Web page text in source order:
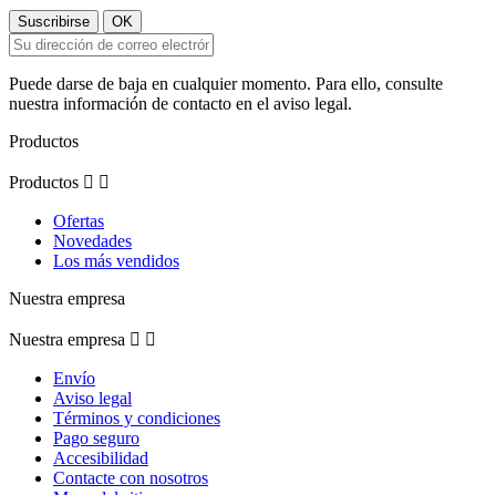
Puede darse de baja en cualquier momento. Para ello, consulte
nuestra información de contacto en el aviso legal.
Productos
Productos  
Ofertas
Novedades
Los más vendidos
Nuestra empresa
Nuestra empresa  
Envío
Aviso legal
Términos y condiciones
Pago seguro
Accesibilidad
Contacte con nosotros